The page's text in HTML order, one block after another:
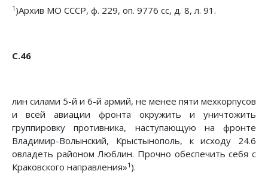
1)Архив МО СССР, ф. 229, оп. 9776 сс, д. 8, л. 91.
С.46
лин силами 5-й и 6-й армий, не менее пяти мехкорпусов
и всей авиации фронта окружить и уничтожить
группировку про­тивника, наступающую на фронте
Владимир-Волынский, Крыстынополь, к исходу 24.6
овладеть районом Люблин. Прочно обеспечить себя с
Краковского направления»1).